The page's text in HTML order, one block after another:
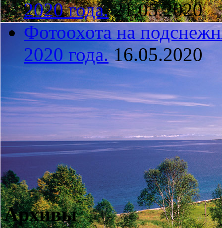
2020 года. 21.05.2020
Фотоохота на
2020 года. 16.05.2020
Архивы